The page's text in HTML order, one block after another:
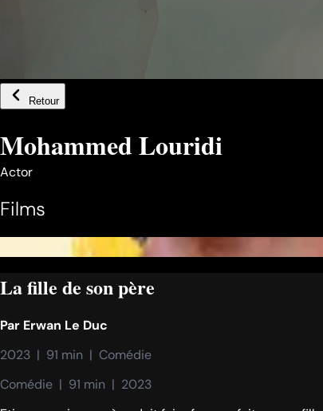
Retour
Mohammed Louridi
Actor
Films
La fille de son père
Par Erwan Le Duc
2023  |  91 min  |  Comédie
Comédie  |  91 min  |  2023